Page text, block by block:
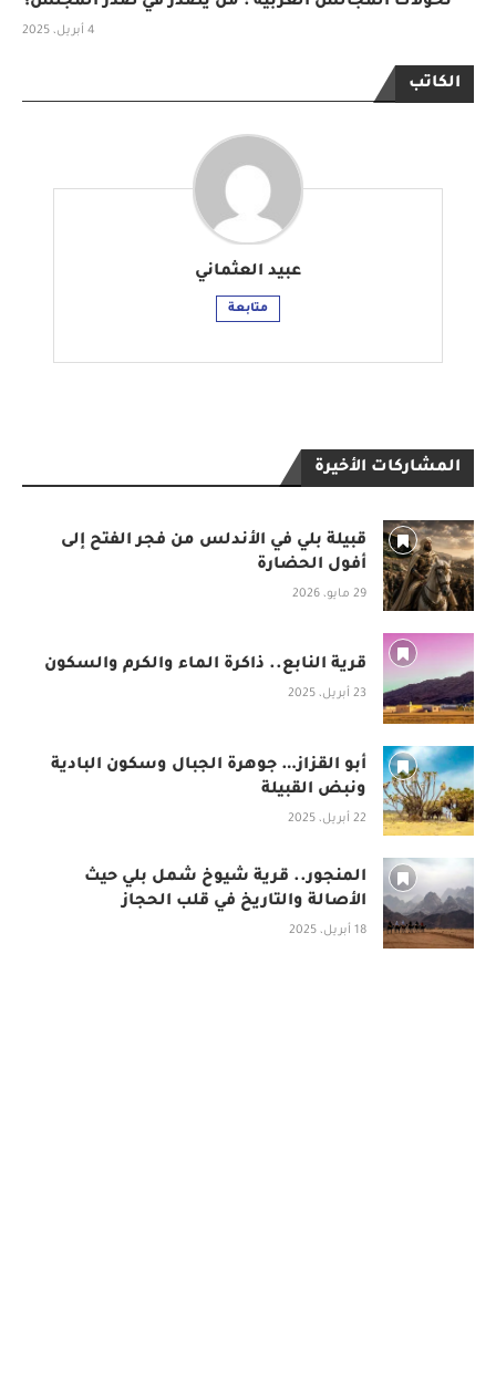
4 أبريل، 2025
الكاتب
عبيد العثماني
متابعة
المشاركات الأخيرة
قبيلة بلي في الأندلس من فجر الفتح إلى
أفول الحضارة
29 مايو، 2026
قرية النابع.. ذاكرة الماء والكرم والسكون
23 أبريل، 2025
أبو القزاز… جوهرة الجبال وسكون البادية
ونبض القبيلة
22 أبريل، 2025
المنجور.. قرية شيوخ شمل بلي حيث
الأصالة والتاريخ في قلب الحجاز
18 أبريل، 2025